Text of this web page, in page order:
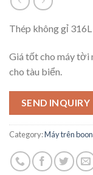
Thép không gỉ
Giá tốt cho máy tời
cho tàu biển.
SEND INQUIRY
Category:Máy trên